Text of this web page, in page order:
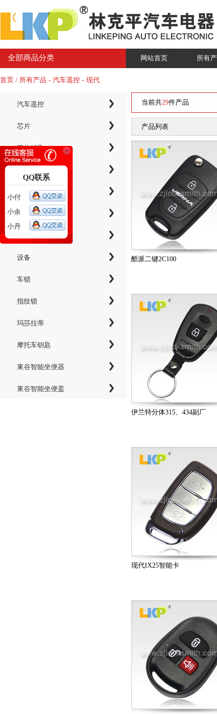
全部商品分类 网站首页 所有
首页 / 所有产品 - 汽车遥控 - 现代
汽车遥控
芯片
芯片钥匙
电子芯片钥匙壳
智能卡小钥匙
设备
车锁
指纹锁
玛莎拉蒂
摩托车钥匙
東谷智能坐便器
東谷智能坐便盖
当前共29件产品
产品列表
酷派二键2C100
伊兰特分体315、434副厂
现代IX25智能卡
QQ联系
小付
小余
小丹